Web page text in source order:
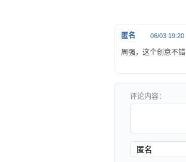
匿名 06/03 19:20
周强，这个创意不错
评论内容：